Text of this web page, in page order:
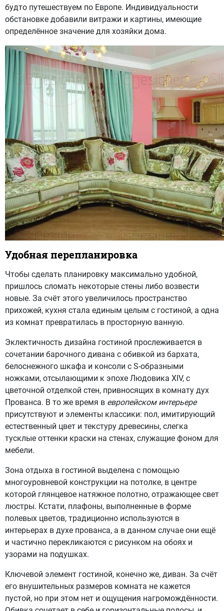
будто путешествуем по Европе. Индивидуальности
обстановке добавили витражи и картины, имеющие
определённое значение для хозяйки дома.
Удобная перепланировка
Чтобы сделать планировку максимально удобной,
пришлось сломать некоторые стены либо возвести
новые. За счёт этого увеличилось пространство
прихожей, кухня стала единым целым с гостиной, а одна
из комнат превратилась в просторную ванную.
Эклектичность дизайна гостиной прослеживается в
сочетании барочного дивана с обивкой из бархата,
белоснежного шкафа и консоли с S-образными
ножками, отсылающими к эпохе Людовика XIV, с
цветочной отделкой стен, привносящих в комнату дух
Прованса. В то же время в европейском интерьере
присутствуют и элементы классики: пол, имитирующий
естественный цвет и текстуру древесины, слегка
тусклые оттенки краски на стенах, служащие фоном для
мебели.
Зона отдыха в гостиной выделена с помощью
многоуровневой конструкции на потолке, в центре
которой глянцевое натяжное полотно, отражающее свет
люстры. Кстати, плафоны, выполненные в форме
полевых цветов, традиционно используются в
интерьерах в духе прованса, а в данном случае они ещё
и частично перекликаются с рисунком на обоях и
узорами на подушках.
Ключевой элемент гостиной, конечно же, диван. За счёт
его внушительных размеров комната не кажется
пустой, но при этом нет и ощущения нагромождённости.